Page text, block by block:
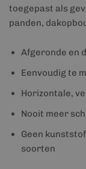
toegepast als
panden,
Afgeronde en
Eenvoudig te
Horizontale,
Nooit meer
Geen
soorten